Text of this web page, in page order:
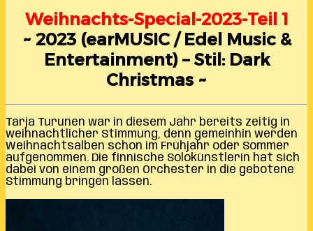
Weihnachts-Special-2023-Teil 1
~ 2023 (earMUSIC / Edel Music &
Entertainment) – Stil: Dark
Christmas ~
Tarja Turunen war in diesem Jahr bereits zeitig in
weihnachtlicher Stimmung, denn gemeinhin werden
Weihnachtsalben schon im Frühjahr oder Sommer
aufgenommen. Die finnische Solokünstlerin hat sich
dabei von einem großen Orchester in die gebotene
Stimmung bringen lassen.